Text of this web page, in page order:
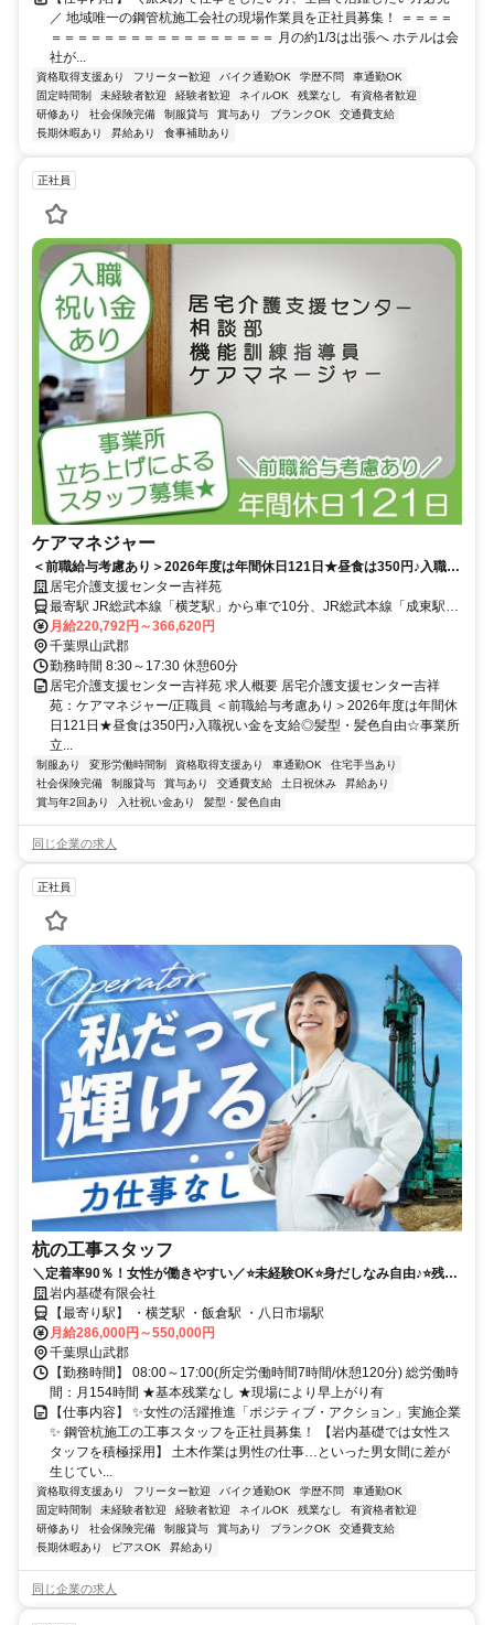
／ 地域唯一の鋼管杭施工会社の現場作業員を正社員募集！ ＝＝＝＝
＝＝＝＝＝＝＝＝＝＝＝＝＝＝＝＝＝ 月の約1/3は出張へ ホテルは会
社が...
資格取得支援あり フリーター歓迎 バイク通勤OK 学歴不問
車通勤OK
固定時間制
未経験者歓迎 経験者歓迎 ネイルOK 残業なし
有資格者歓迎
研修あり
社会保険完備 制服貸与 賞与あり ブランクOK
交通費支給
長期休暇あり
昇給あり 食事補助あり
正社員
ケアマネジャー
＜前職給与考慮あり＞2026年度は年間休日121日★昼食は350円♪入職祝
い金を支給◎髪型・髪色自由☆事業所立ち上げのため、スタッフ募集中
◎【山武郡横芝光町・横芝駅/成東駅/八日市場駅・ケアマネジャー・正職
員】
居宅介護支援センター吉祥苑
最寄駅 JR総武本線「横芝駅」から車で10分、JR総武本線「成東駅」
「八日市場駅」から車で20分
月給220,792円～366,620円
千葉県山武郡
勤務時間 8:30～17:30 休憩60分
居宅介護支援センター吉祥苑 求人概要 居宅介護支援センター吉祥
苑：ケアマネジャー/正職員 ＜前職給与考慮あり＞2026年度は年間休
日121日★昼食は350円♪入職祝い金を支給◎髪型・髪色自由☆事業所
立...
制服あり 変形労働時間制 資格取得支援あり 車通勤OK
住宅手当あり
社会保険完備
制服貸与 賞与あり 交通費支給 土日祝休み
昇給あり
賞与年2回あり
入社祝い金あり 髪型・髪色自由
同じ企業の求人
正社員
杭の工事スタッフ
＼定着率90％！女性が働きやすい／⭐未経験OK⭐身だしなみ自由♪⭐残業
なし⭐有給取得率100％⭐育児時短勤務OK
岩内基礎有限会社
【最寄り駅】 ・横芝駅 ・飯倉駅 ・八日市場駅
月給286,000円～550,000円
千葉県山武郡
【勤務時間】 08:00～17:00(所定労働時間7時間/休憩120分) 総労働時
間：月154時間 ★基本残業なし ★現場により早上がり有
【仕事内容】 ✨女性の活躍推進「ポジティブ・アクション」実施企業
✨ 鋼管杭施工の工事スタッフを正社員募集！ 【岩内基礎では女性ス
タッフを積極採用】 土木作業は男性の仕事…といった男女間に差が
生じてい...
資格取得支援あり フリーター歓迎 バイク通勤OK 学歴不問
車通勤OK
固定時間制
未経験者歓迎 経験者歓迎 ネイルOK 残業なし
有資格者歓迎
研修あり
社会保険完備 制服貸与 賞与あり ブランクOK
交通費支給
長期休暇あり
ピアスOK 昇給あり
同じ企業の求人